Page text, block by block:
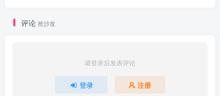
评论 抢沙发
请登录后发表评论
登录 注册